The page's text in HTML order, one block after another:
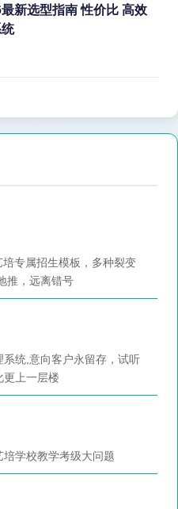
新选型指南 性价比 高效
专属招生模板，多种裂变
推，远离错号
统,意向客户永留存，试听
更上一层楼
学校教学考级大问题